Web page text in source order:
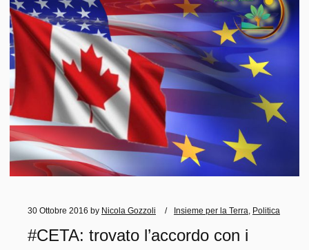
30 Ottobre 2016 by Nicola Gozzoli Insieme per la Terra Politica
#CETA: trovato l’accordo con i